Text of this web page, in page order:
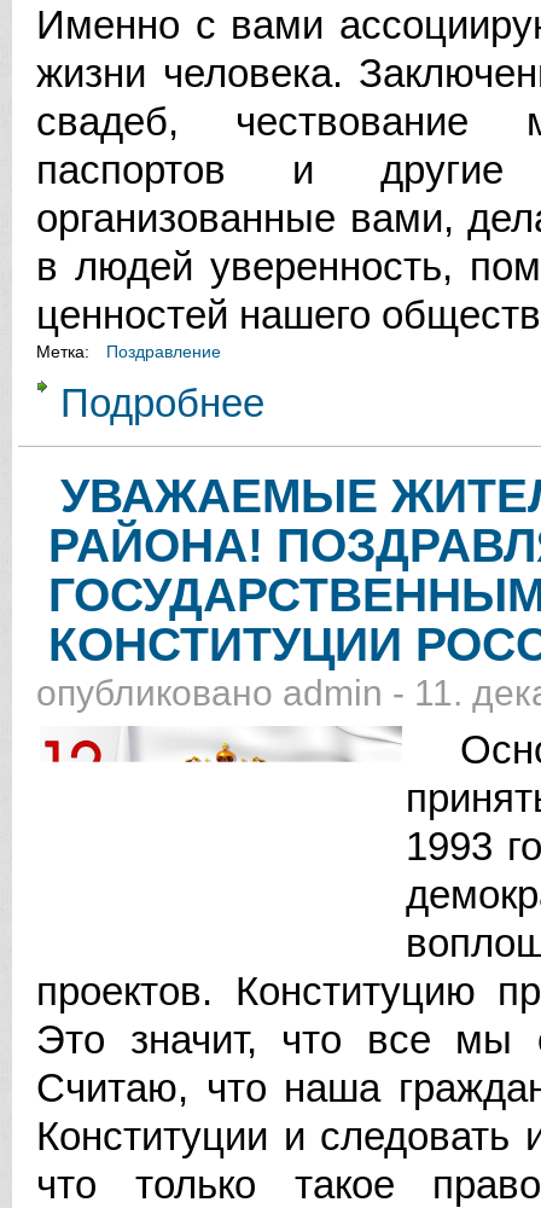
Именно с вами
жизни человека.
свадеб, чествование
паспортов и другие
организованные вами,
в людей уверенность,
ценностей нашего
Метка: Поздравление
Подробнее
УВАЖАЕМЫЕ
РАЙОНА!
КОНСТИТУЦИИ
опубликовано admin - 11.
1993
проектов. Конституцию
Это значит, что все мы
Считаю, что наша
Конституции и
что только такое